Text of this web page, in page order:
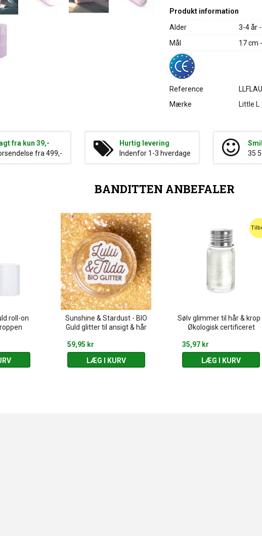
Produkt information
Alder
3-4 år
Mål
17 cm
Reference
Mærke
Little L
fra kun 39,-
fra 499,-
Hurtig levering
Indenfor 1-3 hverdage
35
BANDITTEN ANBEFALER
roll-on
Sunshine & Stardust - BIO
Guld glitter til ansigt & hår
59,95 kr
LÆG I KURV
Sølv glimmer til hår & krop
Økologisk certificeret
35,97 kr
LÆG I KURV